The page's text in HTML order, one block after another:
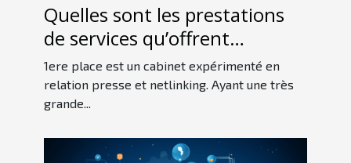
Quelles sont les prestations
de services qu’offrent
1erePlace ?
1ere place est un cabinet expérimenté en
relation presse et netlinking. Ayant une très
grande...